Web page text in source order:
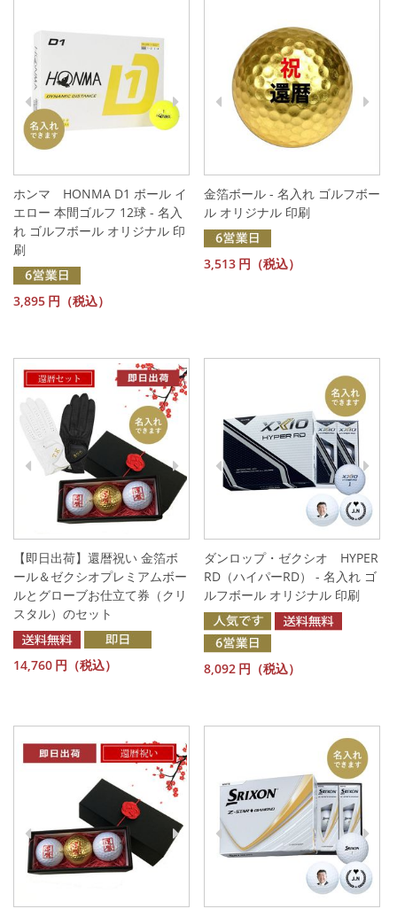
ホンマ HONMA D1 ボール イ
エロー 本間ゴルフ 12球 - 名入
れ ゴルフボール オリジナル 印
刷
3,895 円（税込）
金箔ボール - 名入れ ゴルフボー
ル オリジナル 印刷
3,513 円（税込）
【即日出荷】還暦祝い 金箔ボ
ール＆ゼクシオプレミアムボー
ルとグローブお仕立て券（クリ
スタル）のセット
14,760 円（税込）
ダンロップ・ゼクシオ HYPER
RD（ハイパーRD） - 名入れ ゴ
ルフボール オリジナル 印刷
8,092 円（税込）